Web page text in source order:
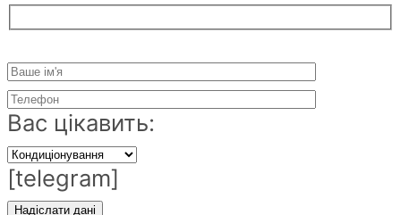
Вас цікавить:
[telegram]